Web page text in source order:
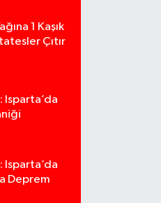
1 Kaşık
Çıtır
Isparta’da
Isparta’da
Deprem